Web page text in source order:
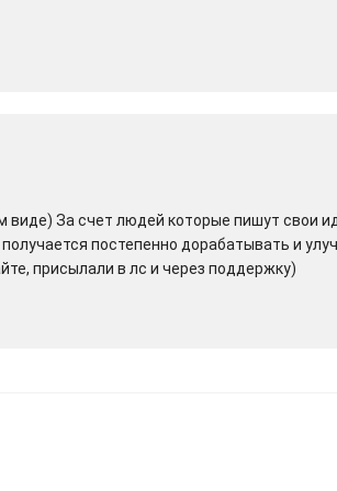
За счет людей которые пишут свои
постепенно дорабатывать и
присылали в лс и через поддержку)